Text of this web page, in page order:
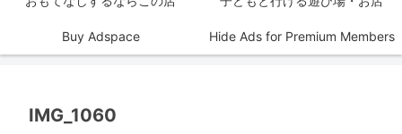
Buy Adspace Hide Ads for Premium Members
IMG_1060